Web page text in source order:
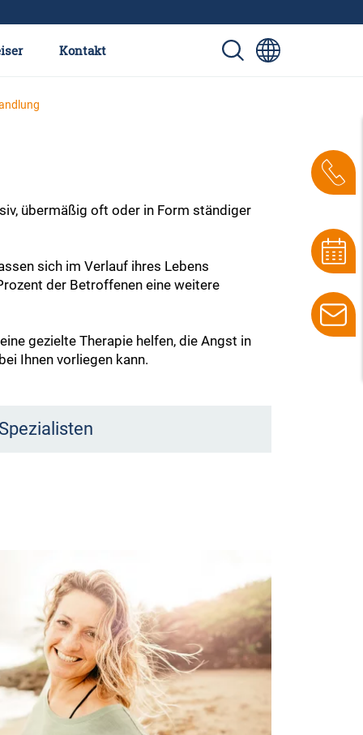
Kontakt
übermäßig oft oder in Form ständiger
sich im Verlauf ihres Lebens
der Betroffenen eine weitere
gezielte Therapie helfen, die Angst in
Ihnen vorliegen kann.
Spezialisten